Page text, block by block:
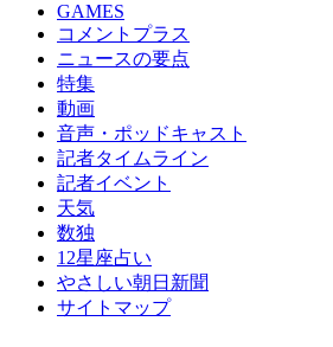
GAMES
コメントプラス
ニュースの要点
特集
動画
音声・ポッドキャスト
記者タイムライン
記者イベント
天気
数独
12星座占い
やさしい朝日新聞
サイトマップ